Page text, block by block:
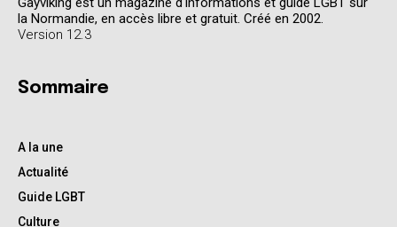
la Normandie, en accès libre et gratuit. Créé en 2002.
Version 12.3
Sommaire
A la une
Actualité
Guide LGBT
Culture